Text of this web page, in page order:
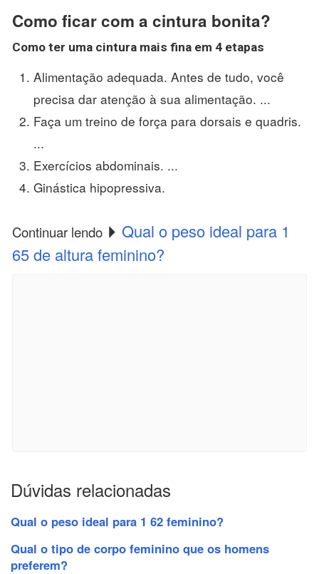
Como ficar com a cintura bonita?
Como ter uma cintura mais fina em 4 etapas
Alimentação adequada. Antes de tudo, você
precisa dar atenção à sua alimentação. ...
Faça um treino de força para dorsais e quadris.
...
Exercícios abdominais. ...
Ginástica hipopressiva.
Continuar lendo
Qual o peso ideal para 1
65 de altura feminino?
Dúvidas relacionadas
Qual o peso ideal para 1 62 feminino?
Qual o tipo de corpo feminino que os homens
preferem?